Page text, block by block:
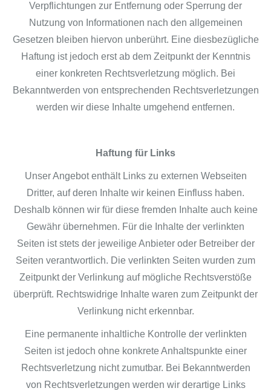
Verpflichtungen zur Entfernung oder Sperrung der
Nutzung von Informationen nach den allgemeinen
Gesetzen bleiben hiervon unberührt. Eine diesbezügliche
Haftung ist jedoch erst ab dem Zeitpunkt der Kenntnis
einer konkreten Rechtsverletzung möglich. Bei
Bekanntwerden von entsprechenden Rechtsverletzungen
werden wir diese Inhalte umgehend entfernen.
Haftung für Links
Unser Angebot enthält Links zu externen Webseiten
Dritter, auf deren Inhalte wir keinen Einfluss haben.
Deshalb können wir für diese fremden Inhalte auch keine
Gewähr übernehmen. Für die Inhalte der verlinkten
Seiten ist stets der jeweilige Anbieter oder Betreiber der
Seiten verantwortlich. Die verlinkten Seiten wurden zum
Zeitpunkt der Verlinkung auf mögliche Rechtsverstöße
überprüft. Rechtswidrige Inhalte waren zum Zeitpunkt der
Verlinkung nicht erkennbar.
Eine permanente inhaltliche Kontrolle der verlinkten
Seiten ist jedoch ohne konkrete Anhaltspunkte einer
Rechtsverletzung nicht zumutbar. Bei Bekanntwerden
von Rechtsverletzungen werden wir derartige Links